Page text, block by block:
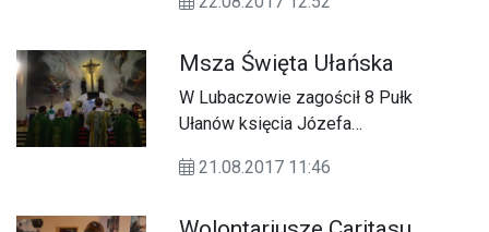
połączone z parafiadą, z których
remont wieży kościelnej.
Msza Święta Ułańska
W Lubaczowie zagościł 8 Pułk
Ułanów księcia Józefa
okazji w niedzielę w konkatedrze
21.08.2017 11:46